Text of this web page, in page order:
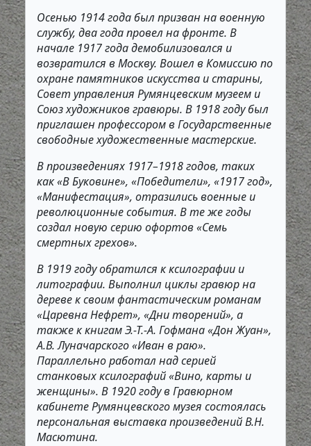
Осенью 1914 года был призван на военную
службу, два года провел на фронте. В
начале 1917 года демобилизовался и
возвратился в Москву. Вошел в Комиссию по
охране памятников искусства и старины,
Совет управления Румянцевским музеем и
Союз художников гравюры. В 1918 году был
приглашен профессором в Государственные
свободные художественные мастерские.
В произведениях 1917–1918 годов, таких
как «В Буковине», «Победители», «1917 год»,
«Манифестация», отразились военные и
революционные события. В те же годы
создал новую серию офортов «Семь
смертных грехов».
В 1919 году обратился к ксилографии и
литографии. Выполнил циклы гравюр на
дереве к своим фантастическим романам
«Царевна Нефрет», «Дни творений», а
также к книгам Э.-Т.-А. Гофмана «Дон Жуан»,
А.В. Луначарского «Иван в раю».
Параллельно работал над серией
станковых ксилографий «Вино, карты и
женщины». В 1920 году в Гравюрном
кабинете Румянцевского музея состоялась
персональная выставка произведений В.Н.
Масютина.